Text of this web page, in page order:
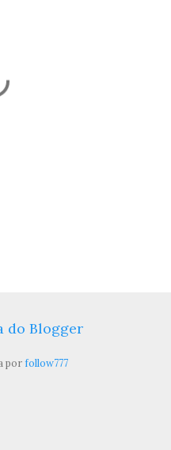
do Blogger
porfollow777